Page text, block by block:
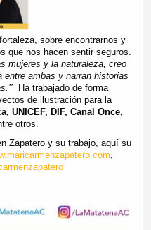
sobre encontrarnos y
que nos hacen sentir seguros.
mujeres y la naturaleza, creo
ambas y narran historias
Ha trabajado de forma
de ilustración para la
UNICEF, DIF, Canal Once,
otros.
Zapatero y su trabajo, aquí su